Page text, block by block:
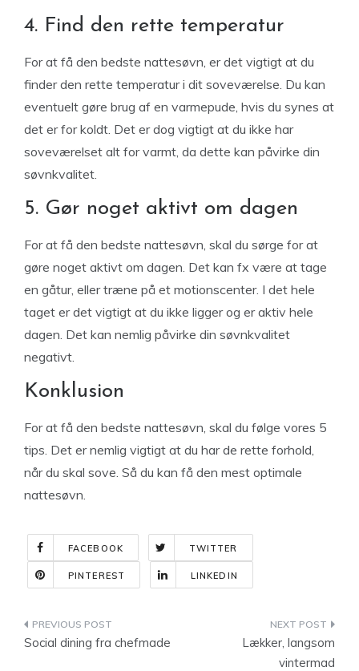
4. Find den rette temperatur
For at få den bedste nattesøvn, er det vigtigt at du
finder den rette temperatur i dit soveværelse. Du kan
eventuelt gøre brug af en varmepude, hvis du synes at
det er for koldt. Det er dog vigtigt at du ikke har
soveværelset alt for varmt, da dette kan påvirke din
søvnkvalitet.
5. Gør noget aktivt om dagen
For at få den bedste nattesøvn, skal du sørge for at
gøre noget aktivt om dagen. Det kan fx være at tage
en gåtur, eller træne på et motionscenter. I det hele
taget er det vigtigt at du ikke ligger og er aktiv hele
dagen. Det kan nemlig påvirke din søvnkvalitet
negativt.
Konklusion
For at få den bedste nattesøvn, skal du følge vores 5
tips. Det er nemlig vigtigt at du har de rette forhold,
når du skal sove. Så du kan få den mest optimale
nattesøvn.
FACEBOOK TWITTER
PINTEREST LINKEDIN
Indlægsnavigation
Social dining fra chefmade
Lækker, langsom
vintermad